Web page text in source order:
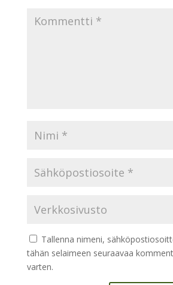
Tallenna nimeni,
tähän selaimeen seuraavaa
varten.